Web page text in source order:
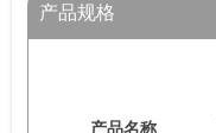
产品规格
产品名称